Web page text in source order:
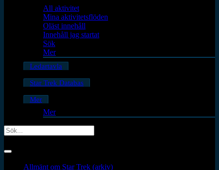
All aktivitet
Mina aktivitetsflöden
Oläst innehåll
Innehåll jag startat
Sök
Mer
Ledartavla
Star Trek Databas
Mer
Mer
Allmänt om Star Trek (arkiv)